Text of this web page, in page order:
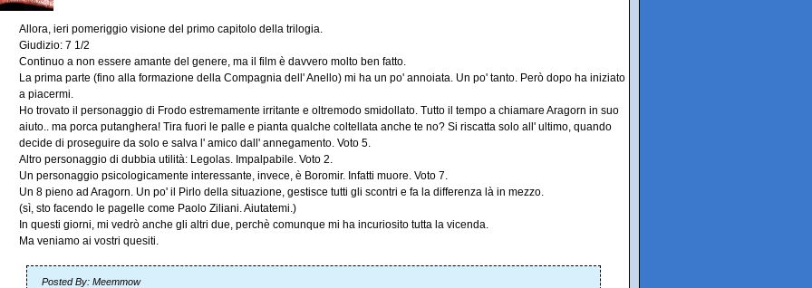
Allora, ieri pomeriggio visione del primo capitolo della trilogia.
Giudizio: 7 1/2
Continuo a non essere amante del genere, ma il film è davvero molto ben fatto.
La prima parte (fino alla formazione della Compagnia dell' Anello) mi ha un po' annoiata. Un po' tanto. Però dopo ha iniziato
a piacermi.
Ho trovato il personaggio di Frodo estremamente irritante e oltremodo smidollato. Tutto il tempo a chiamare Aragorn in suo
aiuto.. ma porca putanghera! Tira fuori le palle e pianta qualche coltellata anche te no? Si riscatta solo all' ultimo, quando
decide di proseguire da solo e salva l' amico dall' annegamento. Voto 5.
Altro personaggio di dubbia utilità: Legolas. Impalpabile. Voto 2.
Un personaggio psicologicamente interessante, invece, è Boromir. Infatti muore. Voto 7.
Un 8 pieno ad Aragorn. Un po' il Pirlo della situazione, gestisce tutti gli scontri e fa la differenza là in mezzo.
(sì, sto facendo le pagelle come Paolo Ziliani. Aiutatemi.)
In questi giorni, mi vedrò anche gli altri due, perchè comunque mi ha incuriosito tutta la vicenda.
Ma veniamo ai vostri quesiti.
Posted By: Meemmow